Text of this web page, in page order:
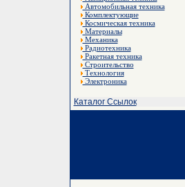
Автомобильная техника
Комплектующие
Космическая техника
Материалы
Механика
Радиотехника
Ракетная техника
Строительство
Технология
Электроника
Каталог Ссылок